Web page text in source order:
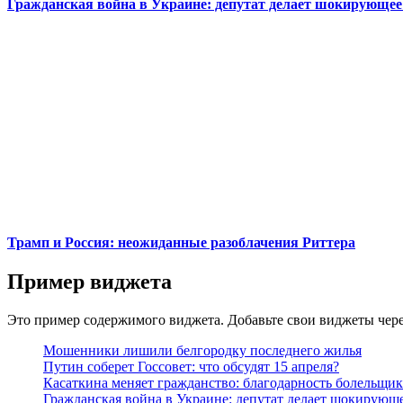
Гражданская война в Украине: депутат делает шокирующее
Трамп и Россия: неожиданные разоблачения Риттера
Пример виджета
Это пример содержимого виджета. Добавьте свои виджеты
Мошенники лишили белгородку последнего жилья
Путин соберет Госсовет: что обсудят 15 апреля?
Касаткина меняет гражданство: благодарность
Гражданская война в Украине: депутат делает